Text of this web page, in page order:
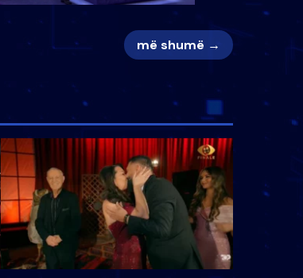
më shumë →